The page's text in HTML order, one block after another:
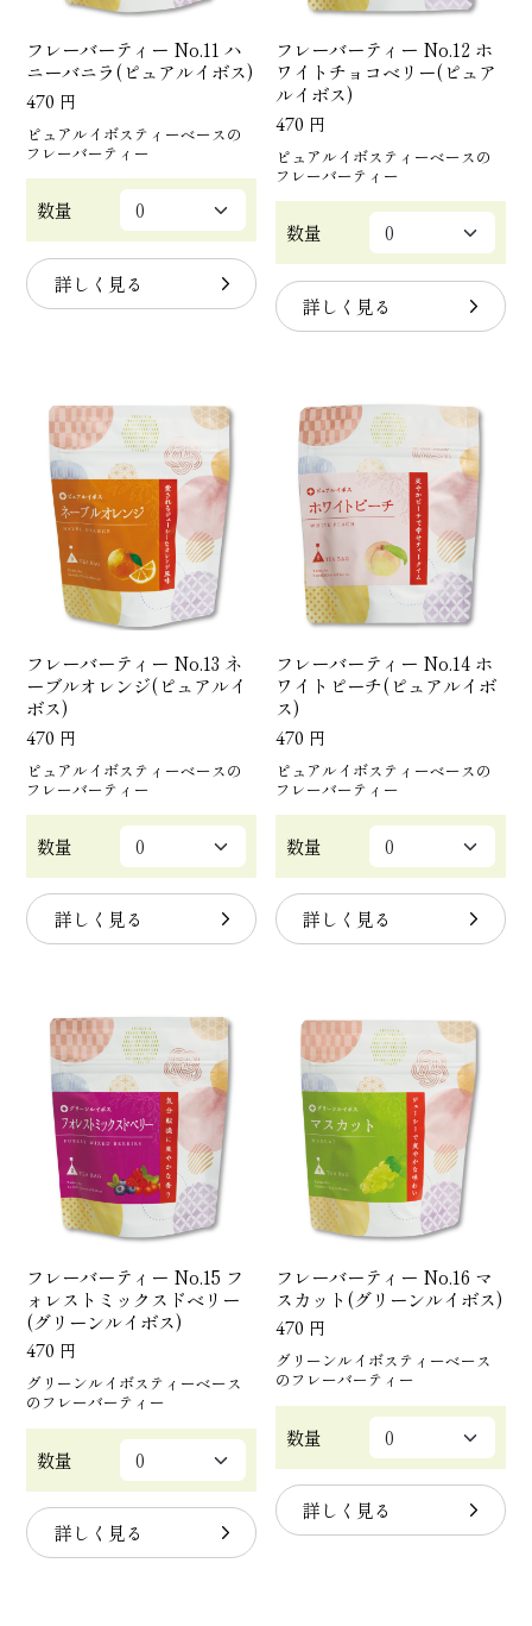
フレーバーティー No.11 ハ
ニーバニラ(ピュアルイボス)
470 円
ピュアルイボスティーベースの
フレーバーティー
数量
詳しく見る
フレーバーティー No.12 ホ
ワイトチョコベリー(ピュア
ルイボス)
470 円
ピュアルイボスティーベースの
フレーバーティー
数量
詳しく見る
フレーバーティー No.13 ネ
ーブルオレンジ(ピュアルイ
ボス)
470 円
ピュアルイボスティーベースの
フレーバーティー
数量
詳しく見る
フレーバーティー No.14 ホ
ワイトピーチ(ピュアルイボ
ス)
470 円
ピュアルイボスティーベースの
フレーバーティー
数量
詳しく見る
フレーバーティー No.15 フ
ォレストミックスドベリー
(グリーンルイボス)
470 円
グリーンルイボスティーベース
のフレーバーティー
数量
詳しく見る
フレーバーティー No.16 マ
スカット(グリーンルイボス)
470 円
グリーンルイボスティーベース
のフレーバーティー
数量
詳しく見る